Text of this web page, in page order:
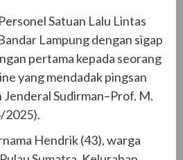
Satuan Lalu Lintas
Lampung dengan sigap
pertama kepada seorang
yang mendadak pingsan
Jenderal Sudirman–Prof. M.
2025).
Hendrik (43), warga